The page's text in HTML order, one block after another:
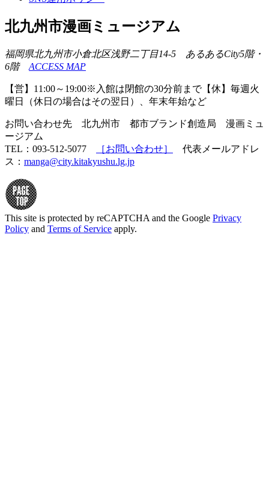
北九州市漫画ミュージアム
福岡県北九州市小倉北区浅野二丁目14-5 あるあるCity5階・
6階 ACCESS MAP
【営】11:00～19:00※入館は閉館の30分前まで【休】毎週火
曜日（休日の場合はその翌日）、年末年始など
お問い合わせ先 北九州市 都市ブランド創造局 漫画ミュ
ージアム
TEL：093-512-5077
［お問い合わせ］
代表メールアドレ
ス： manga@city.kitakyushu.lg.jp
This site is protected by reCAPTCHA and the Google Privacy
Policy and Terms of Service apply.